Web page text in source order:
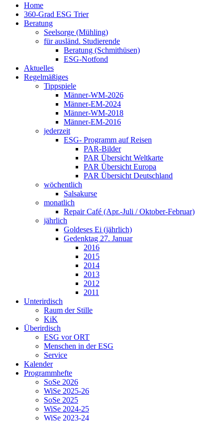
Home
360-Grad ESG Trier
Beratung
Seelsorge (Mühling)
für ausländ. Studierende
Beratung (Schmithüsen)
ESG-Notfond
Aktuelles
Regelmäßiges
Tippspiele
Männer-WM-2026
Männer-EM-2024
Männer-WM-2018
Männer-EM-2016
jederzeit
ESG- Programm auf Reisen
PAR-Bilder
PAR Übersicht Weltkarte
PAR Übersicht Europa
PAR Übersicht Deutschland
wöchentlich
Salsakurse
monatlich
Repair Café (Apr.-Juli / Oktober-Februar)
jährlich
Goldeses Ei (jährlich)
Gedenktag 27. Januar
2016
2015
2014
2013
2012
2011
Unterirdisch
Raum der Stille
KiK
Überirdisch
ESG vor ORT
Menschen in der ESG
Service
Kalender
Programmhefte
SoSe 2026
WiSe 2025-26
SoSe 2025
WiSe 2024-25
WiSe 2023-24